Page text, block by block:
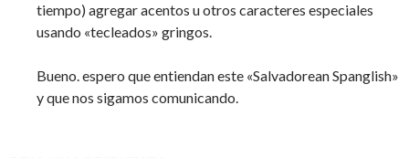
tiempo) agregar acentos u otros caracteres especiales
usando «tecleados» gringos.
Bueno. espero que entiendan este «Salvadorean Spanglish»
y que nos sigamos comunicando.